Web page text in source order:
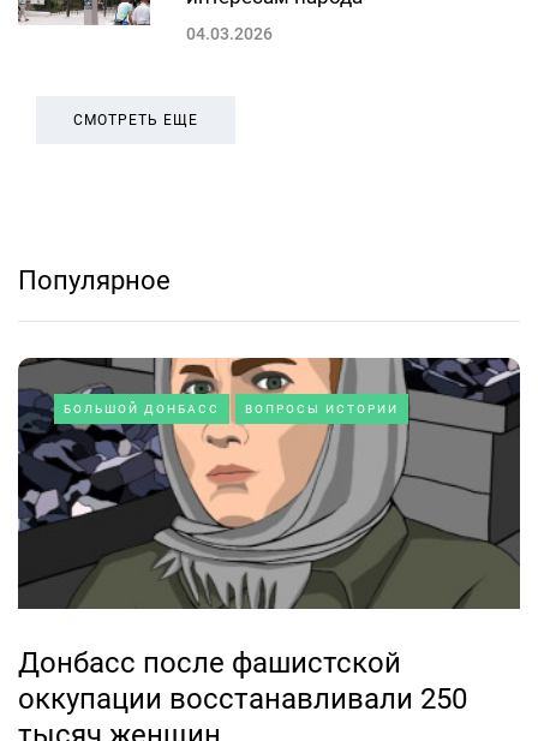
04.03.2026
СМОТРЕТЬ ЕЩЕ
Популярное
БОЛЬШОЙ ДОНБАСС ВОПРОСЫ ИСТОРИИ
Донбасс после фашистской
оккупации восстанавливали 250